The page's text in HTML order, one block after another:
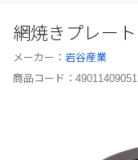
網焼きプレー
メーカー： 岩谷産業
商品コード：